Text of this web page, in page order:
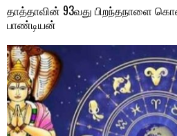
தாத்தாவின் 93வது பிறந்தநாளை
பாண்டியன்